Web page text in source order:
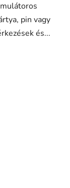
pin vagy
és...